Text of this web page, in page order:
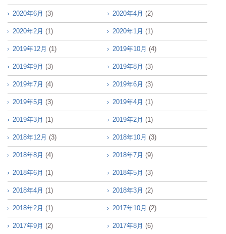
2020年6月 (3) 2020年4月 (2)
2020年2月 (1) 2020年1月 (1)
2019年12月 (1) 2019年10月 (4)
2019年9月 (3) 2019年8月 (3)
2019年7月 (4) 2019年6月 (3)
2019年5月 (3) 2019年4月 (1)
2019年3月 (1) 2019年2月 (1)
2018年12月 (3) 2018年10月 (3)
2018年8月 (4) 2018年7月 (9)
2018年6月 (1) 2018年5月 (3)
2018年4月 (1) 2018年3月 (2)
2018年2月 (1) 2017年10月 (2)
2017年9月 (2) 2017年8月 (6)